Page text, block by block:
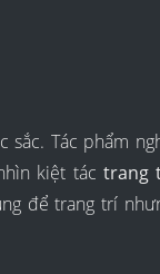
Tác phẩm
kiệt tác trang
để trang trí